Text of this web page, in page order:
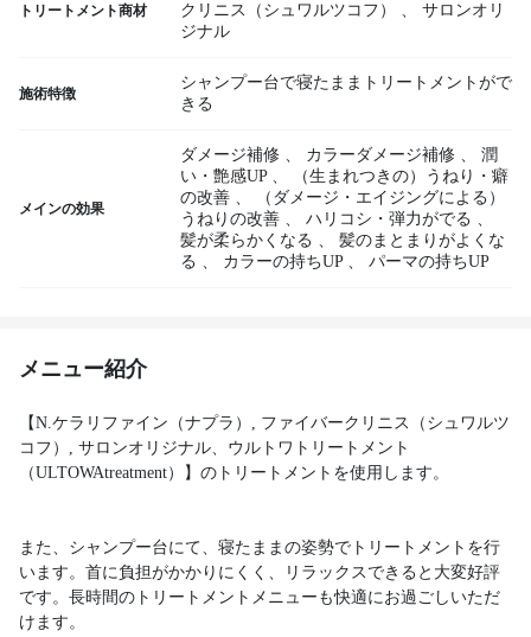
トリートメント商材
クリニス（シュワルツコフ）
、
サロンオリ
ジナル
施術特徴
シャンプー台で寝たままトリートメントがで
きる
メインの効果
ダメージ補修 、 カラーダメージ補修 、
潤
い・艶感UP 、
（生まれつきの）うねり・癖
の改善 、
（ダメージ・エイジングによる）
うねりの改善 、 ハリコシ・弾力がでる 、
髪が柔らかくなる 、
髪のまとまりがよくな
る 、 カラーの持ちUP 、 パーマの持ちUP
メニュー紹介
【N.ケラリファイン（ナプラ）, ファイバークリニス（シュワルツ
コフ）, サロンオリジナル、ウルトワトリートメント
（ULTOWAtreatment）】のトリートメントを使用します。
また、シャンプー台にて、寝たままの姿勢でトリートメントを行
います。首に負担がかかりにくく、リラックスできると大変好評
です。長時間のトリートメントメニューも快適にお過ごしいただ
けます。